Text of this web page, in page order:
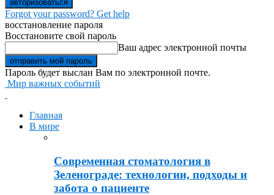
Forgot your password? Get help
восстановление пароля
Восстановите свой пароль
Ваш адрес электронной почты
Пароль будет выслан Вам по электронной почте.
Мир важных событий
Главная
В мире
Современная стоматология в
Зеленограде: технологии, подходы и
забота о пациенте